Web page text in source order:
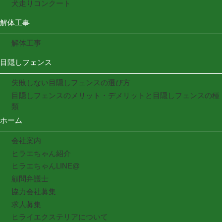
犬走りコンクート
解体工事
解体工事
目隠しフェンス
失敗しない目隠しフェンスの選び方
目隠しフェンスのメリット・デメリットと目隠しフェンスの種
類
ホーム
会社案内
ヒラエちゃん紹介
ヒラエちゃんLINE@
顧問弁護士
協力会社募集
求人募集
ヒライエクステリアについて